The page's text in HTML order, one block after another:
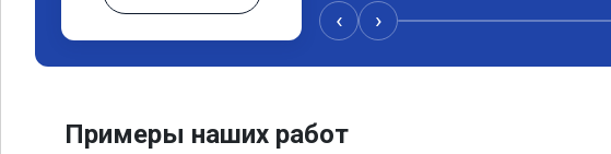
‹ ›
Примеры наших работ